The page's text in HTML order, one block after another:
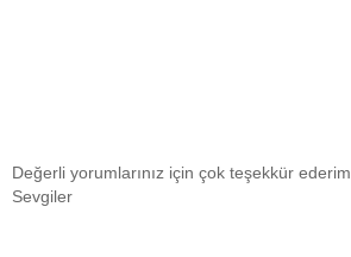
Değerli yorumlarınız için çok teşekkür ederim.
Sevgiler